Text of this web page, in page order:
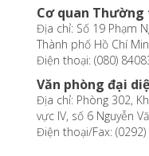
Cơ quan
Địa chỉ: Số 19 Phạm
Thành phố Hồ Chí
Điện thoại: (080)
Văn phòng đại
Địa chỉ: Phòng 302,
vực IV, số 6 Nguyễn
Điện thoại/Fax: